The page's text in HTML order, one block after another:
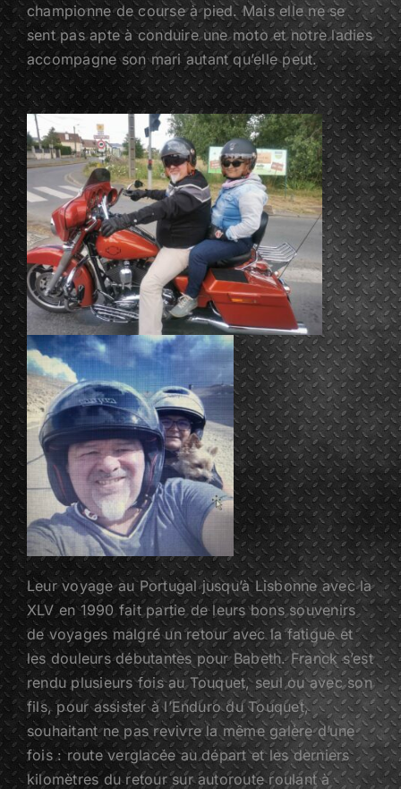
championne de course à pied. Mais elle ne se
sent pas apte à conduire une moto et notre ladies
accompagne son mari autant qu’elle peut.
Leur voyage au Portugal jusqu’à Lisbonne avec la
XLV en 1990 fait partie de leurs bons souvenirs
de voyages malgré un retour avec la fatigue et
les douleurs débutantes pour Babeth. Franck s’est
rendu plusieurs fois au Touquet, seul ou avec son
fils, pour assister à l’Enduro du Touquet,
souhaitant ne pas revivre la même galère d’une
fois : route verglacée au départ et les derniers
kilomètres du retour sur autoroute roulant à